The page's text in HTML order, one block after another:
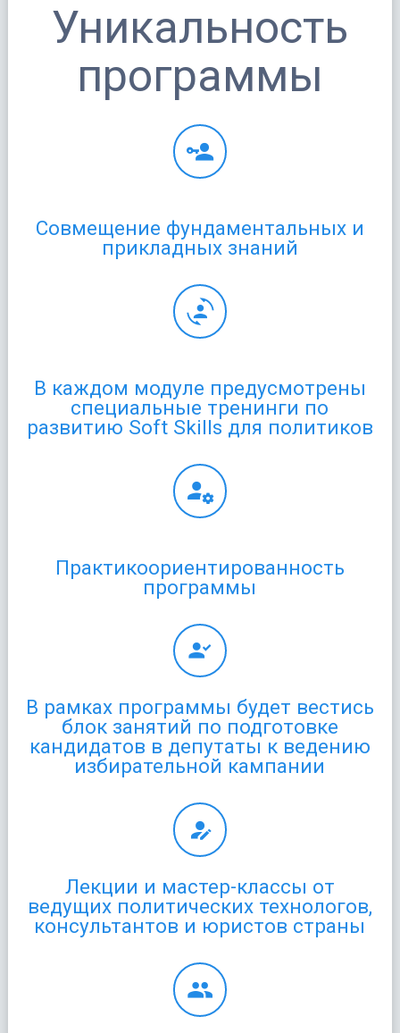
Уникальность
программы
Совмещение фундаментальных и
прикладных знаний
В каждом модуле предусмотрены
специальные тренинги по
развитию Soft Skills для политиков
Практикоориентированность
программы
В рамках программы будет вестись
блок занятий по подготовке
кандидатов в депутаты к ведению
избирательной кампании
Лекции и мастер-классы от
ведущих политических технологов,
консультантов и юристов страны